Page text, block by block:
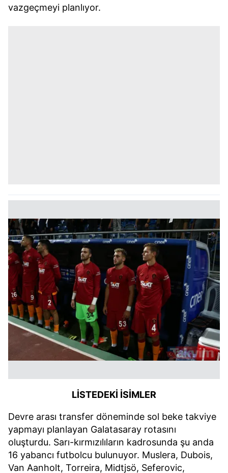
vazgeçmeyi planlıyor.
LİSTEDEKİ İSİMLER
Devre arası transfer döneminde sol beke takviye
yapmayı planlayan Galatasaray rotasını
oluşturdu. Sarı-kırmızılıların kadrosunda şu anda
16 yabancı futbolcu bulunuyor. Muslera, Dubois,
Van Aanholt, Torreira, Midtjsö, Seferovic,